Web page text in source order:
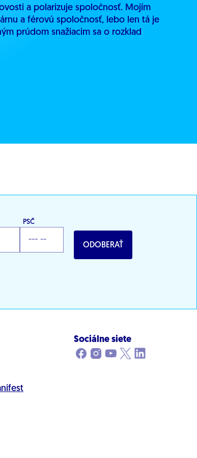
a polarizuje spoločnosť. Mojím
a férovú spoločnosť, lebo len tá je
prúdom snažiacim sa o rozklad
PSČ
ODOBERAŤ
Sociálne siete